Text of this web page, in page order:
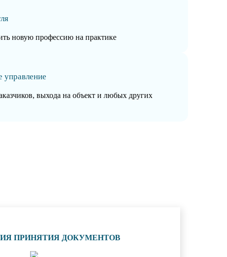
новую профессию на практике
управление
выхода на объект и любых других
ПРИНЯТИЯ ДОКУМЕНТОВ